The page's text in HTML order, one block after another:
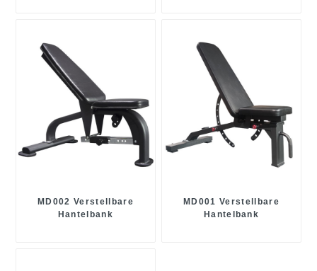
MD002 Verstellbare
Hantelbank
MD001 Verstellbare
Hantelbank